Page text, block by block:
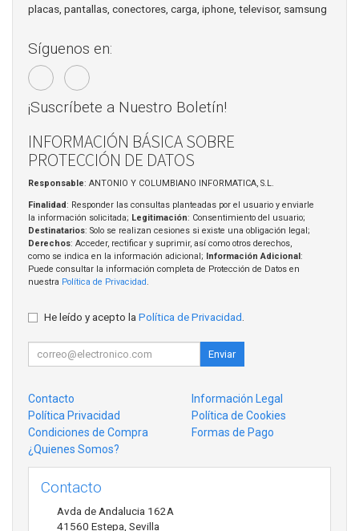
placas, pantallas, conectores, carga, iphone, televisor, samsung
Síguenos en:
¡Suscríbete a Nuestro Boletín!
INFORMACIÓN BÁSICA SOBRE
PROTECCIÓN DE DATOS
Responsable: ANTONIO Y COLUMBIANO INFORMATICA, S.L.
Finalidad: Responder las consultas planteadas por el usuario y enviarle
la información solicitada; Legitimación: Consentimiento del usuario;
Destinatarios: Solo se realizan cesiones si existe una obligación legal;
Derechos: Acceder, rectificar y suprimir, así como otros derechos,
como se indica en la información adicional; Información Adicional:
Puede consultar la información completa de Protección de Datos en
nuestra Política de Privacidad.
He leído y acepto laPolítica de Privacidad.
Enviar
Contacto
Información Legal
Política Privacidad
Política de Cookies
Condiciones de Compra
Formas de Pago
¿Quienes Somos?
Contacto
Avda de Andalucia 162A
41560 Estepa, Sevilla